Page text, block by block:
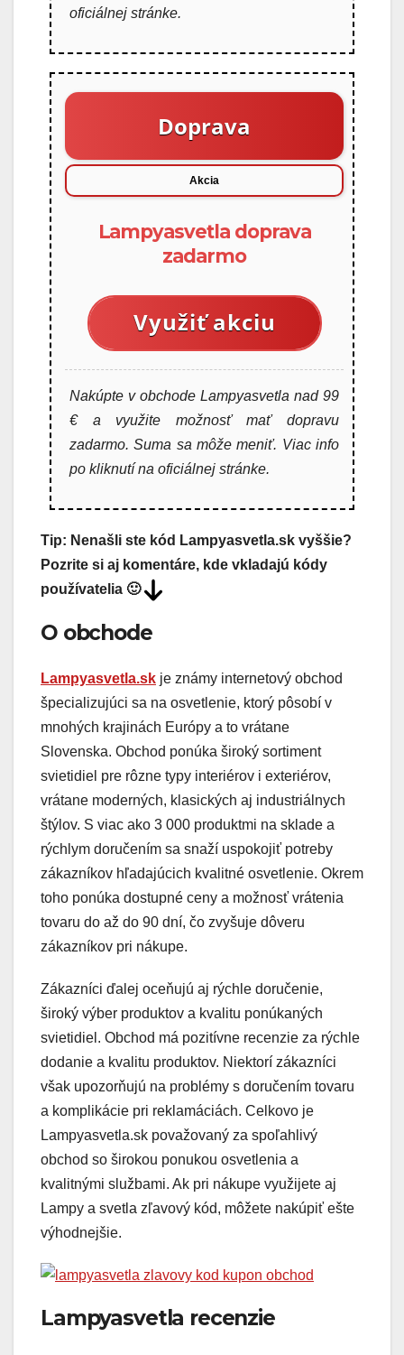
oficiálnej stránke.
Doprava
Akcia
Lampyasvetla doprava
zadarmo
Využiť akciu
Nakúpte v obchode Lampyasvetla nad 99
€ a využite možnosť mať dopravu
zadarmo. Suma sa môže meniť. Viac info
po kliknutí na oficiálnej stránke.
Tip: Nenašli ste kód Lampyasvetla.sk vyššie?
Pozrite si aj komentáre, kde vkladajú kódy
používatelia 🙂
O obchode
Lampyasvetla.sk je známy internetový obchod
špecializujúci sa na osvetlenie, ktorý pôsobí v
mnohých krajinách Európy a to vrátane
Slovenska. Obchod ponúka široký sortiment
svietidiel pre rôzne typy interiérov i exteriérov,
vrátane moderných, klasických aj industriálnych
štýlov. S viac ako 3 000 produktmi na sklade a
rýchlym doručením sa snaží uspokojiť potreby
zákazníkov hľadajúcich kvalitné osvetlenie. Okrem
toho ponúka dostupné ceny a možnosť vrátenia
tovaru do až do 90 dní, čo zvyšuje dôveru
zákazníkov pri nákupe.
Zákazníci ďalej oceňujú aj rýchle doručenie,
široký výber produktov a kvalitu ponúkaných
svietidiel. Obchod má pozitívne recenzie za rýchle
dodanie a kvalitu produktov. Niektorí zákazníci
však upozorňujú na problémy s doručením tovaru
a komplikácie pri reklamáciách. Celkovo je
Lampyasvetla.sk považovaný za spoľahlivý
obchod so širokou ponukou osvetlenia a
kvalitnými službami. Ak pri nákupe využijete aj
Lampy a svetla zľavový kód, môžete nakúpiť ešte
výhodnejšie.
Lampyasvetla recenzie